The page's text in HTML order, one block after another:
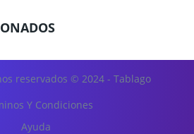
reservados © 2024 - Tablago
Y Condiciones
Ayuda